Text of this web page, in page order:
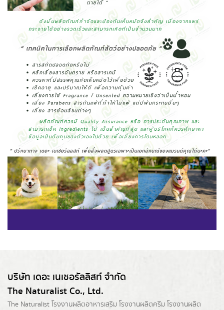
บริษัท เดอะ เนเชอรัลลิสท์ จำกัด
The Naturalist Co., Ltd.
The Naturalist โรงงานผลิตอาหารเสริม โรงงานผลิตครีม โรงงานผลิต